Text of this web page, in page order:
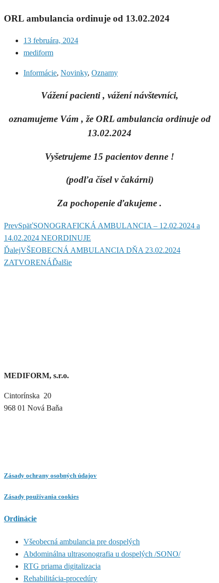
ORL ambulancia ordinuje od 13.02.2024
13 februára, 2024
mediform
Informácie, Novinky, Oznamy
Vážení pacienti , vážení návštevníci,
oznamujeme Vám , že ORL ambulancia ordinuje od
13.02.2024
Vyšetrujeme 15 pacientov denne !
(podľa čísel v čakárni)
Za pochopenie ďakujeme .
PrevSpäťSONOGRAFICKÁ AMBULANCIA – 12.02.2024 a
14.02.2024 NEORDINUJE
ĎalejVŠEOBECNÁ AMBULANCIA DŇA 23.02.2024
ZATVORENÁĎalšie
MEDIFORM, s.r.o.
Cintorínska 20
968 01 Nová Baňa
Zásady ochrany osobných údajov
Zásady používania cookies
Ordinácie
Všeobecná ambulancia pre dospelých
Abdominálna ultrasonografia u dospelých /SONO/
RTG priama digitalizacia
Rehabilitácia-procedúry